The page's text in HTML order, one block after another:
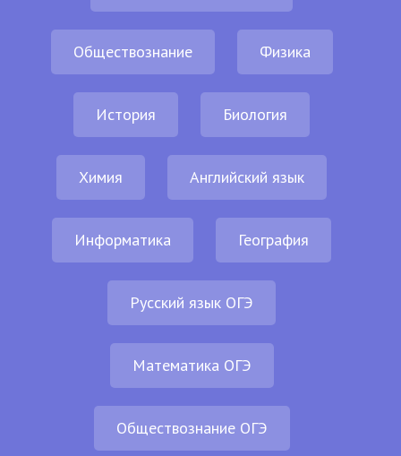
Обществознание Физика
История Биология
Химия Английский язык
Информатика География
Русский язык ОГЭ
Математика ОГЭ
Обществознание ОГЭ